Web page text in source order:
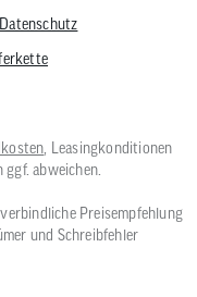
Datenschutz
, Leasingkonditionen
abweichen.
Preisempfehlung
und Schreibfehler